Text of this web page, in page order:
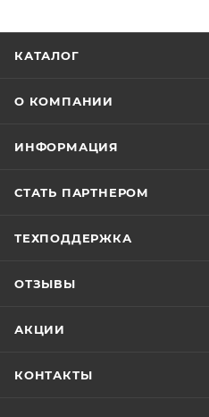
КАТАЛОГ
О КОМПАНИИ
ИНФОРМАЦИЯ
СТАТЬ ПАРТНЕРОМ
ТЕХПОДДЕРЖКА
ОТЗЫВЫ
АКЦИИ
КОНТАКТЫ